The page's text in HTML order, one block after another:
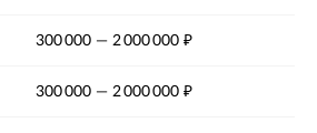
300 000 —2 000 000 ₽
300 000 —2 000 000 ₽